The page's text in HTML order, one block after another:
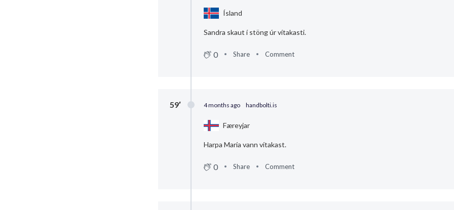
Ísland
Sandra skaut í stöng úr vítakasti.
0 Share Comment
59′ 4 months ago handbolti.is
Færeyjar
Harpa María vann vítakast.
0 Share Comment